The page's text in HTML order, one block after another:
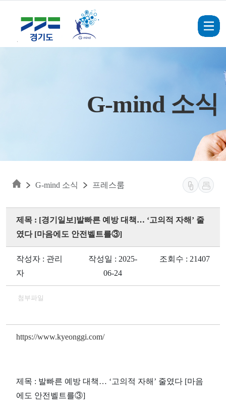
G-mind 소식
G-mind 소식 프레스룸
제목 : [경기일보]발빠른 예방 대책… ‘고의적 자해’ 줄
였다 [마음에도 안전벨트를③]
작성자 : 관리
자
작성일 : 2025-
06-24
조회수 : 21407
첨부파일
https://www.kyeonggi.com/
제목 : 발빠른 예방 대책… ‘고의적 자해’ 줄였다 [마음
에도 안전벨트를③]